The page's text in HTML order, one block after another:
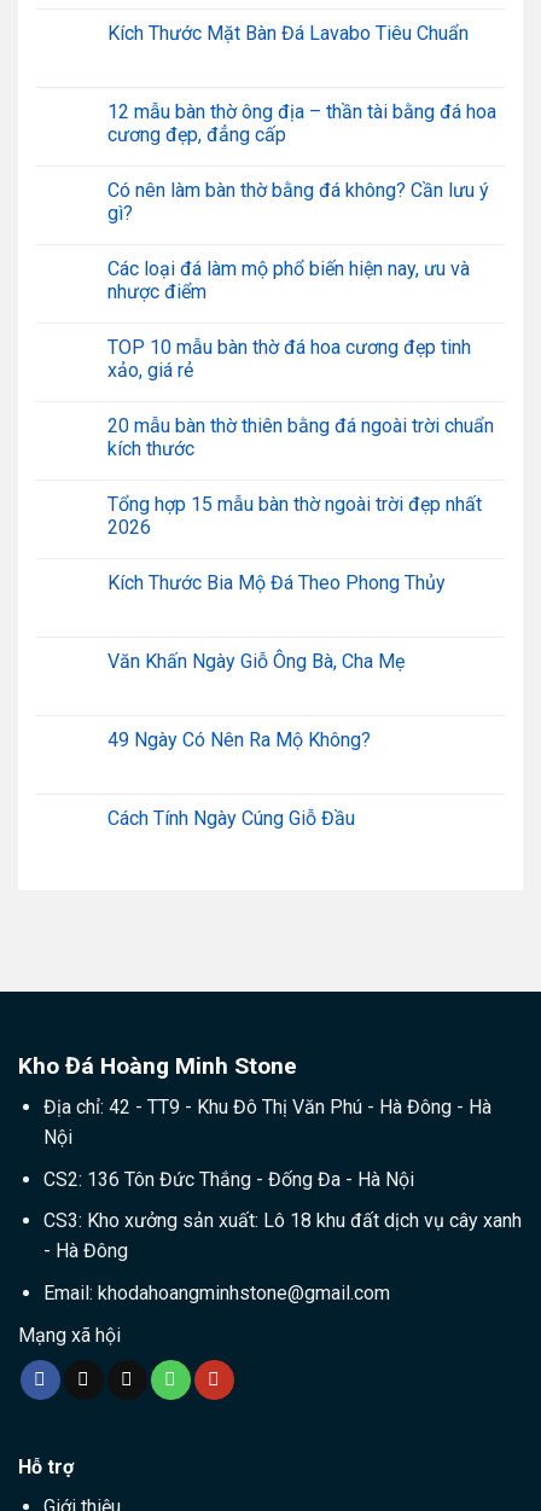
Kích Thước Mặt Bàn Đá Lavabo Tiêu Chuẩn
12 mẫu bàn thờ ông địa – thần tài bằng đá hoa
cương đẹp, đẳng cấp
Có nên làm bàn thờ bằng đá không? Cần lưu ý
gì?
Các loại đá làm mộ phổ biến hiện nay, ưu và
nhược điểm
TOP 10 mẫu bàn thờ đá hoa cương đẹp tinh
xảo, giá rẻ
20 mẫu bàn thờ thiên bằng đá ngoài trời chuẩn
kích thước
Tổng hợp 15 mẫu bàn thờ ngoài trời đẹp nhất
2026
Kích Thước Bia Mộ Đá Theo Phong Thủy
Văn Khấn Ngày Giỗ Ông Bà, Cha Mẹ
49 Ngày Có Nên Ra Mộ Không?
Cách Tính Ngày Cúng Giỗ Đầu
Kho Đá Hoàng Minh Stone
Địa chỉ: 42 - TT9 - Khu Đô Thị Văn Phú - Hà Đông - Hà
Nội
CS2: 136 Tôn Đức Thắng - Đống Đa - Hà Nội
CS3: Kho xưởng sản xuất: Lô 18 khu đất dịch vụ cây xanh
- Hà Đông
Email: khodahoangminhstone@gmail.com
Mạng xã hội
Hỗ trợ